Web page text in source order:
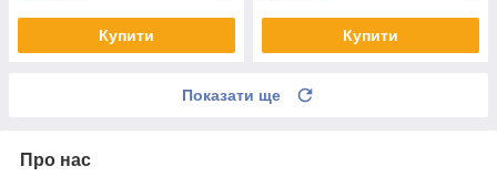
Купити Купити
Показати ще
Про нас